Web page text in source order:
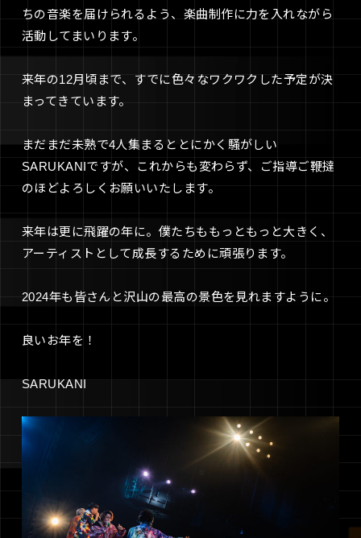
ちの音楽を届けられるよう、楽曲制作に力を入れながら
活動してまいります。
来年の12月頃まで、すでに色々なワクワクした予定が決
まってきています。
まだまだ未熟で4人集まるととにかく騒がしい
SARUKANIですが、これからも変わらず、ご指導ご鞭撻
のほどよろしくお願いいたします。
来年は更に飛躍の年に。僕たちももっともっと大きく、
アーティストとして成長するために頑張ります。
2024年も皆さんと沢山の最高の景色を見れますように。
良いお年を！
SARUKANI